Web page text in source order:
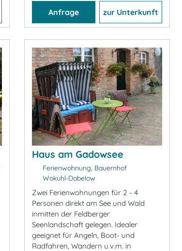
Anfrage zur Unterkunft
Haus am Gadowsee
Ferienwohnung, Bauernhof
Wokuhl-Dabelow
Zwei Ferienwohnungen für 2 - 4
Personen direkt am See und Wald
inmitten der Feldberger
Seenlandschaft gelegen. Idealer
geeignet für Angeln, Boot- und
Radfahren, Wandern u.v.m. in